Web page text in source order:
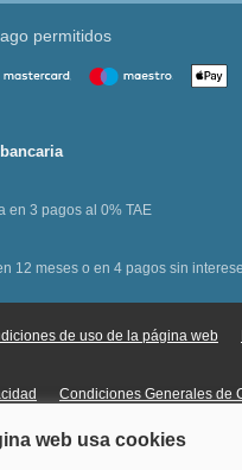
permitidos
en 3 pagos al 0% TAE
12 meses o en 4 pagos sin
de uso de la página web
Condiciones Generales de
sobre Mercados en Línea